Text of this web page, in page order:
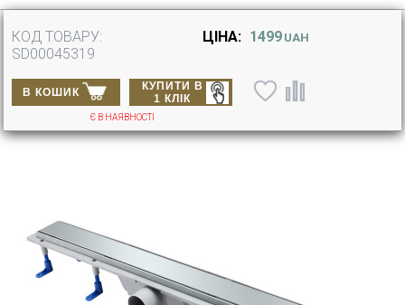
КОД ТОВАРУ:
SD00045319
ЦІНА: 1499 UAH
В КОШИК
КУПИТИ В
1 КЛІК
Є В НАЯВНОСТІ